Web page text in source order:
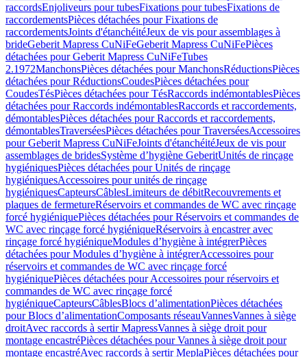
raccordsEnjoliveurs pour tubesFixations pour tubesFixations de
raccordementsPièces détachées pour Fixations de
raccordementsJoints d'étanchéitéJeux de vis pour assemblages à
brideGeberit Mapress CuNiFeGeberit Mapress CuNiFePièces
détachées pour Geberit Mapress CuNiFeTubes
2.1972ManchonsPièces détachées pour ManchonsRéductionsPièces
détachées pour RéductionsCoudesPièces détachées pour
CoudesTésPièces détachées pour TésRaccords indémontablesPièces
détachées pour Raccords indémontablesRaccords et raccordements,
démontablesPièces détachées pour Raccords et raccordements,
démontablesTraverséesPièces détachées pour TraverséesAccessoires
pour Geberit Mapress CuNiFeJoints d'étanchéitéJeux de vis pour
assemblages de bridesSystème d’hygiène GeberitUnités de rinçage
hygiéniquesPièces détachées pour Unités de rinçage
hygiéniquesAccessoires pour unités de rinçage
hygiéniquesCapteursCâblesLimiteurs de débitRecouvrements et
plaques de fermetureRéservoirs et commandes de WC avec rinçage
forcé hygiéniquePièces détachées pour Réservoirs et commandes de
WC avec rinçage forcé hygiéniqueRéservoirs à encastrer avec
rinçage forcé hygiéniqueModules d’hygiène à intégrerPièces
détachées pour Modules d’hygiène à intégrerAccessoires pour
réservoirs et commandes de WC avec rinçage forcé
hygiéniquePièces détachées pour Accessoires pour réservoirs et
commandes de WC avec rinçage forcé
hygiéniqueCapteursCâblesBlocs d’alimentationPièces détachées
pour Blocs d’alimentationComposants réseauVannesVannes à siège
droitAvec raccords à sertir MapressVannes à siège droit pour
montage encastréPièces détachées pour Vannes à siège droit pour
montage encastréAvec raccords à sertir MeplaPièces détachées pour